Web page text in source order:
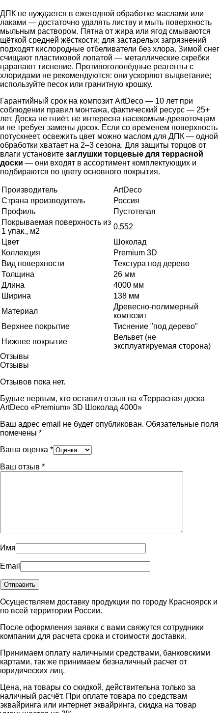
ДПК не нуждается в ежегодной обработке маслами или
лаками — достаточно удалять листву и мыть поверхность
мыльным раствором. Пятна от жира или ягод смываются
щёткой средней жёсткости; для застарелых загрязнений
подходят кислородные отбеливатели без хлора. Зимой снег
счищают пластиковой лопатой — металлические скребки
царапают тиснение. Противогололёдные реагенты с
хлоридами не рекомендуются: они ускоряют выцветание;
используйте песок или гранитную крошку.
Гарантийный срок на композит ArtDeco — 10 лет при
соблюдении правил монтажа, фактический ресурс — 25+
лет. Доска не гниёт, не интересна насекомым-древоточцам
и не требует замены досок. Если со временем поверхность
потускнеет, освежить цвет можно маслом для ДПК — одной
обработки хватает на 2–3 сезона. Для защиты торцов от
влаги установите заглушки торцевые для террасной
доски — они входят в ассортимент комплектующих и
подбираются по цвету основного покрытия.
Производитель
ArtDeco
Страна производитель
Россия
Профиль
Пустотелая
Покрываемая поверхность из
1 упак., м2
0,552
Цвет
Шоколад
Коллекция
Premium 3D
Вид поверхности
Текстура под дерево
Толщина
26 мм
Длина
4000 мм
Ширина
138 мм
Материал
Древесно-полимерный
композит
Верхнее покрытие
Тиснение "под дерево"
Нижнее покрытие
Вельвет (не
эксплуатируемая сторона)
Отзывы
Отзывы
Отзывов пока нет.
Будьте первым, кто оставил отзыв на «Террасная доска
ArtDeco «Premium» 3D Шоколад 4000»
Ваш адрес email не будет опубликован. Обязательные поля
помечены *
Ваша оценка *
Ваш отзыв *
Имя
Email
Осуществляем доставку продукции по городу Красноярск и
по всей территории России.
После оформления заявки с вами свяжутся сотрудники
компании для расчета срока и стоимости доставки.
Принимаем оплату наличными средствами, банковскими
картами, так же принимаем безналичный расчет от
юридических лиц.
Цена, на товары со скидкой, действительна только за
наличный расчёт. При оплате товара по средствам
эквайринга или интернет эквайринга, скидка на товар